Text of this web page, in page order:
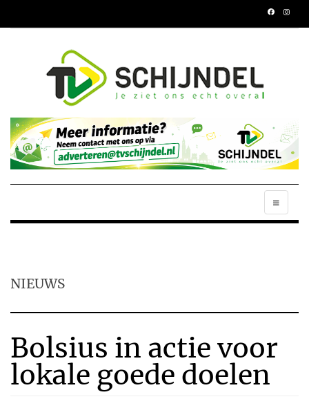
NIEUWS
Bolsius in actie voor
lokale goede doelen